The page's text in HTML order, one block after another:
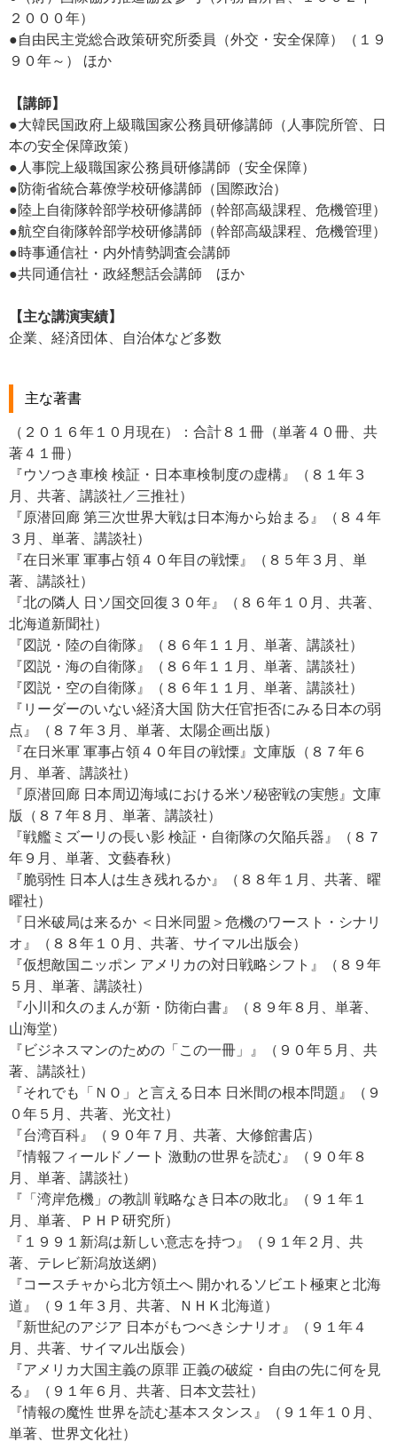
２０００年）
●自由民主党総合政策研究所委員（外交・安全保障）（１９
９０年～） ほか
【講師】
●大韓民国政府上級職国家公務員研修講師（人事院所管、日
本の安全保障政策）
●人事院上級職国家公務員研修講師（安全保障）
●防衛省統合幕僚学校研修講師（国際政治）
●陸上自衛隊幹部学校研修講師（幹部高級課程、危機管理）
●航空自衛隊幹部学校研修講師（幹部高級課程、危機管理）
●時事通信社・内外情勢調査会講師
●共同通信社・政経懇話会講師 ほか
【主な講演実績】
企業、経済団体、自治体など多数
主な著書
（２０１６年１０月現在）：合計８１冊（単著４０冊、共
著４１冊）
『ウソつき車検 検証・日本車検制度の虚構』（８１年３
月、共著、講談社／三推社）
『原潜回廊 第三次世界大戦は日本海から始まる』（８４年
３月、単著、講談社）
『在日米軍 軍事占領４０年目の戦慄』（８５年３月、単
著、講談社）
『北の隣人 日ソ国交回復３０年』（８６年１０月、共著、
北海道新聞社）
『図説・陸の自衛隊』（８６年１１月、単著、講談社）
『図説・海の自衛隊』（８６年１１月、単著、講談社）
『図説・空の自衛隊』（８６年１１月、単著、講談社）
『リーダーのいない経済大国 防大任官拒否にみる日本の弱
点』（８７年３月、単著、太陽企画出版）
『在日米軍 軍事占領４０年目の戦慄』文庫版（８７年６
月、単著、講談社）
『原潜回廊 日本周辺海域における米ソ秘密戦の実態』文庫
版（８７年８月、単著、講談社）
『戦艦ミズーリの長い影 検証・自衛隊の欠陥兵器』（８７
年９月、単著、文藝春秋）
『脆弱性 日本人は生き残れるか』（８８年１月、共著、曜
曜社）
『日米破局は来るか ＜日米同盟＞危機のワースト・シナリ
オ』（８８年１０月、共著、サイマル出版会）
『仮想敵国ニッポン アメリカの対日戦略シフト』（８９年
５月、単著、講談社）
『小川和久のまんが新・防衛白書』（８９年８月、単著、
山海堂）
『ビジネスマンのための「この一冊」』（９０年５月、共
著、講談社）
『それでも「ＮＯ」と言える日本 日米間の根本問題』（９
０年５月、共著、光文社）
『台湾百科』（９０年７月、共著、大修館書店）
『情報フィールドノート 激動の世界を読む』（９０年８
月、単著、講談社）
『「湾岸危機」の教訓 戦略なき日本の敗北』（９１年１
月、単著、ＰＨＰ研究所）
『１９９１新潟は新しい意志を持つ』（９１年２月、共
著、テレビ新潟放送網）
『コースチャから北方領土へ 開かれるソビエト極東と北海
道』（９１年３月、共著、ＮＨＫ北海道）
『新世紀のアジア 日本がもつべきシナリオ』（９１年４
月、共著、サイマル出版会）
『アメリカ大国主義の原罪 正義の破綻・自由の先に何を見
る』（９１年６月、共著、日本文芸社）
『情報の魔性 世界を読む基本スタンス』（９１年１０月、
単著、世界文化社）